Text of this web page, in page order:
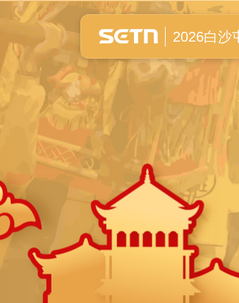
白沙屯媽祖進香全紀錄
2026白沙